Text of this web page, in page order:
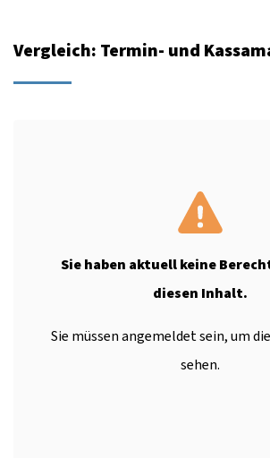
Vergleich: Termin- und
Sie haben aktuell keine
diesen Inhalt.
Sie müssen angemeldet sein, um
sehen.